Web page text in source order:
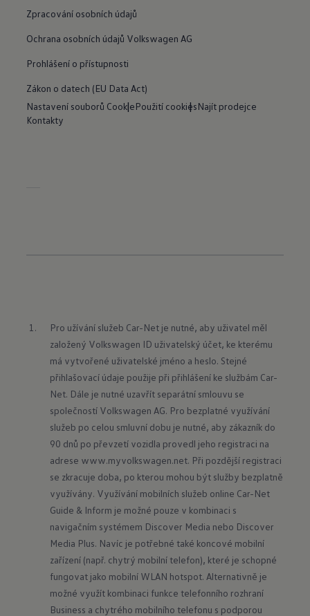
Zpracování osobních údajů
Ochrana osobních údajů Volkswagen AG
Prohlášení o přístupnosti
Zákon o datech (EU Data Act)
Nastavení souborů CookiePoužití cookiesNajít prodejce
Kontakty
Pro užívání služeb Car-Net je nutné, aby uživatel měl
založený Volkswagen ID uživatelský účet, ke kterému
má vytvořené uživatelské jméno a heslo. Stejné
přihlašovací údaje použije při přihlášení ke službám Car-
Net. Dále je nutné uzavřít separátní smlouvu se
společností Volkswagen AG. Pro bezplatné využívání
služeb po celou smluvní dobu je nutné, aby zákazník do
90 dnů po převzetí vozidla provedl jeho registraci na
adrese www.myvolkswagen.net. Při pozdější registraci
se zkracuje doba, po kterou mohou být služby bezplatně
využívány. Využívání mobilních služeb online Car-Net
Guide & Inform je možné pouze v kombinaci s
navigačním systémem Discover Media nebo Discover
Media Plus. Navíc je potřebné také koncové mobilní
zařízení (např. chytrý mobilní telefon), které je schopné
fungovat jako mobilní WLAN hotspot. Alternativně je
možné využít kombinaci funkce telefonního rozhraní
Business a chytrého mobilního telefonu s podporou